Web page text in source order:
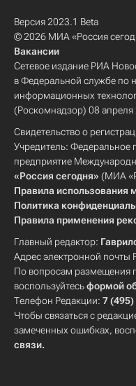
Версия 2023.1 Beta
© 2026 МИА «Россия
Вакансии
Сетевое издание РИА
в Федеральной службе по
информационных
(Роскомнадзор) 08 апреля
Свидетельство о
Учредитель: Федеральное
предприятие
«Россия сегодня» (МИА
Правила использования
Политика
Правила применения
Главный редактор:
Адрес электронной почты
По вопросам размещения
воспользуйтесьформой
Телефон Редакции: 7 (495)
Чтобы связаться с
замеченных ошибках,
связи.